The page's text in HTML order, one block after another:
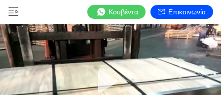
Κουβέντα Επικοινωνία